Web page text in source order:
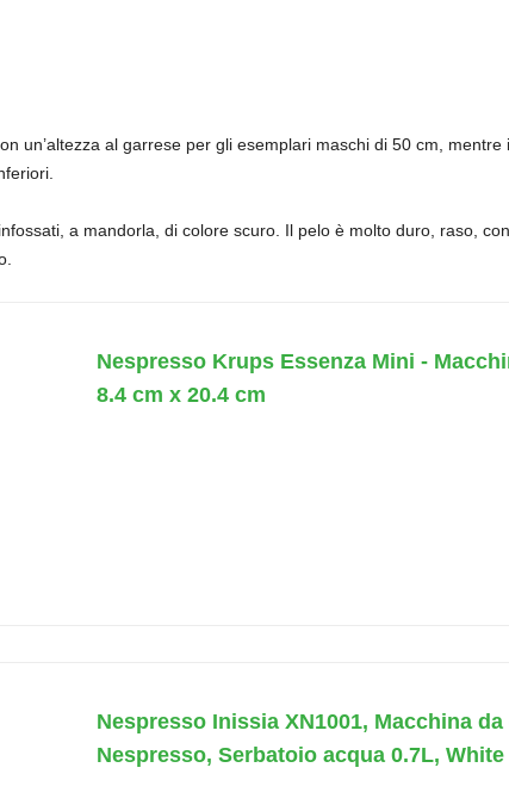
un’altezza al garrese per gli esemplari maschi di 50 cm,
a mandorla, di colore scuro. Il pelo è molto duro, raso,
Nespresso Krups Essenza Mini -
8.4 cm x 20.4 cm
Nespresso Inissia XN1001, Macchina
Nespresso, Serbatoio acqua 0.7L, White